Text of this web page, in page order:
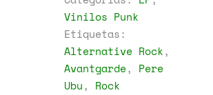
Sont
Pas
Salés
1987-
1991
cantidad
Vinilos Punk
Etiquetas:
Alternative Rock,
Avantgarde, Pere
Ubu, Rock